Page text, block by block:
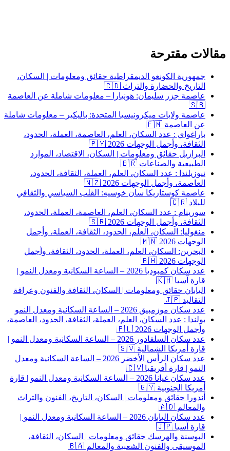
مقترحة
جمهورية الكونغو الديمقراطية حقائق ومعلومات | السكان،
التاريخ والحضارة والتراث 🇨🇩
عاصمة جزر سليمان: هونيارا – معلومات شاملة عن العاصمة
عاصمة ولايات ميكرونيسيا المتحدة: باليكير – معلومات شاملة
عن العاصمة 🇫🇲
باراغواي : عدد السكان، العلم، العاصمة، العملة، الحدود،
الثقافة، وأجمل الوجهات 2026 🇵🇾
البرازيل حقائق ومعلومات | السكان، الاقتصاد، الموارد
الطبيعية والصناعات 🇧🇷
نيوزيلندا : عدد السكان، العلم، العملة، الثقافة، الحدود،
العاصمة، وأجمل الوجهات 2026 🇳🇿
عاصمة كوستاريكا سان خوسيه: القلب السياسي والثقافي
للبلاد 🇨🇷
سورينام : عدد السكان، العلم، العاصمة، العملة، الحدود،
الثقافة، وأجمل الوجهات 2026 🇸🇷
منغوليا: السكان، العلم، الحدود، الثقافة، العملة، وأجمل
الوجهات 2026 🇲🇳
البحرين: السكان، العلم، العملة، الحدود، الثقافة، وأجمل
الوجهات 2026 🇧🇭
عدد سكان كمبوديا 2026 – الساعة السكانية ومعدل النمو |
قارة آسيا 🇰🇭
اليابان حقائق ومعلومات | السكان، الثقافة والفنون وعراقة
التقاليد 🇯🇵
عدد سكان موزمبيق 2026 – الساعة السكانية ومعدل النمو
بولندا : عدد السكان، العلم، العملة، الثقافة، الحدود، العاصمة،
وأجمل الوجهات 2026 🇵🇱
عدد سكان السلفادور 2026 – الساعة السكانية ومعدل النمو |
قارة أمريكا الشمالية 🇸🇻
عدد سكان الرأس الأخضر 2026 – الساعة السكانية ومعدل
النمو | قارة أفريقيا 🇨🇻
عدد سكان غيانا 2026 – الساعة السكانية ومعدل النمو | قارة
أمريكا الجنوبية 🇬🇾
أندورا حقائق ومعلومات | السكان، التاريخ، الفنون والتراث
والمعالم 🇦🇩
عدد سكان اليابان 2026 – الساعة السكانية ومعدل النمو |
قارة آسيا 🇯🇵
البوسنة والهرسك حقائق ومعلومات | السكان، الثقافة،
الموسيقى والفنون الشعبية والمعالم 🇧🇦